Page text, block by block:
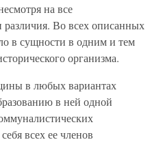
на все
Во всех описанных
в сущности в одним и тем
организма.
в любых вариантах
в ней одной
всех ее членов